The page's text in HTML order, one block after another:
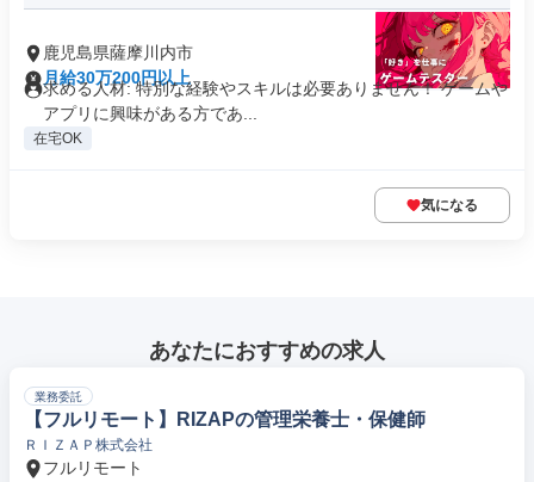
鹿児島県薩摩川内市
月給30万200円以上
求める人材: 特別な経験やスキルは必要ありません！ ゲームや
アプリに興味がある方であ...
在宅OK
気になる
あなたにおすすめの求人
業務委託
【フルリモート】RIZAPの管理栄養士・保健師
ＲＩＺＡＰ株式会社
フルリモート